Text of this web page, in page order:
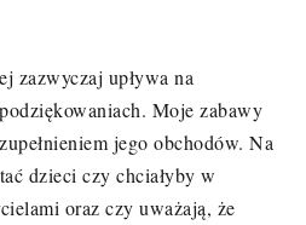
zazwyczaj upływa na
Moje zabawy
jego obchodów. Na
dzieci czy chciałyby w
oraz czy uważają, że